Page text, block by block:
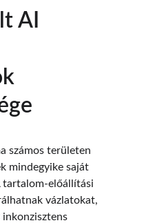
AI
számos területen
mindegyike saját
tartalom-előállítási
vázlatokat,